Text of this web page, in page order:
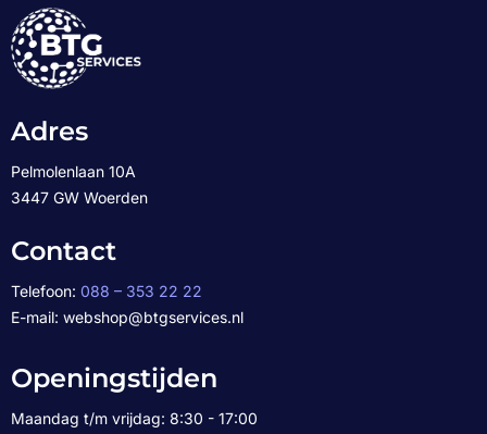
Adres
Pelmolenlaan 10A
3447 GW Woerden
Contact
Telefoon: 088 – 353 22 22
E-mail: webshop@btgservices.nl
Openingstijden
Maandag t/m vrijdag: 8:30 - 17:00